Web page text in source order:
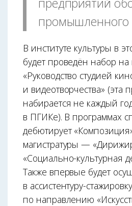
промышленного
В институте культуры в
будет проведён набор
«Руководство студией
и видеотворчества» (эта
набирается не каждый
в ПГИКе). В программах
дебютирует
магистратуры —
«Социально-культурная
Также впервые будет
в ассистентуру-стажировку
по направлению